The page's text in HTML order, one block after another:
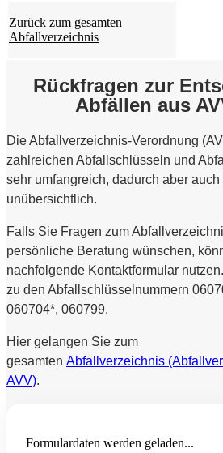
Zurück zum gesamten
Abfallverzeichnis
Rückfragen zur
Abfällen aus
Die Abfallverzeichnis-Verordnung
zahlreichen Abfallschlüsseln und
sehr umfangreich, dadurch aber
unübersichtlich.
Falls Sie Fragen zum
persönliche Beratung wünschen,
nachfolgende Kontaktformular
zu den Abfallschlüsselnummern
060704*, 060799.
Hier gelangen Sie zum
gesamten Abfallverzeichnis
AVV).
Formulardaten werden geladen...